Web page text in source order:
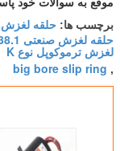
برچسب ها: حلقه لغزش
لغزش ترموکوپل نوع K
,
big bore slip ring